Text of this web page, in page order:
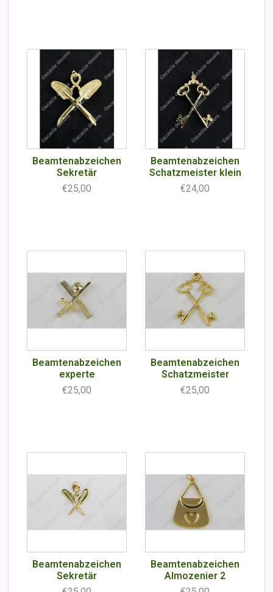
Beamtenabzeichen
Sekretär
€25,00
Beamtenabzeichen
Schatzmeister klein
€24,00
Beamtenabzeichen
experte
€25,00
Beamtenabzeichen
Schatzmeister
€25,00
Beamtenabzeichen
Sekretär
Beamtenabzeichen
Almozenier 2